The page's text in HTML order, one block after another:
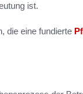
ist.
die eine fundierte